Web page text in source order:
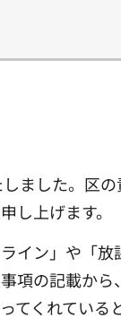
ました。区の
し上げます。
イン」や「放
項の記載から
くれている